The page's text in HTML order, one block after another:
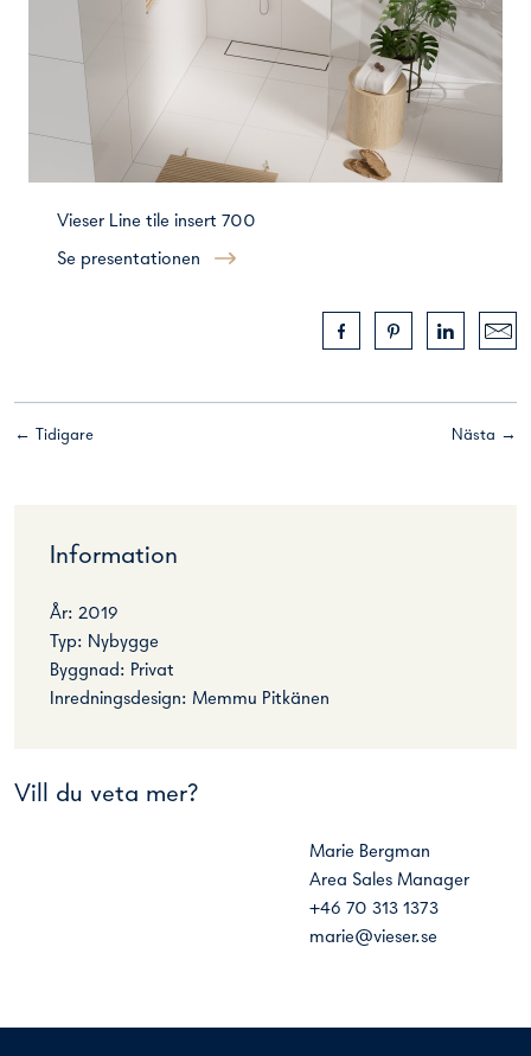
Vieser Line tile insert 700
Se presentationen
Nästa →
← Tidigare
Information
År: 2019
Typ: Nybygge
Byggnad: Privat
Inredningsdesign: Memmu Pitkänen
Vill du veta mer?
Marie Bergman
Area Sales Manager
+46 70 313 1373
marie@vieser.se